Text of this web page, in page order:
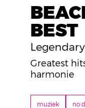
BEST
Greatest
harmonie
muziek no